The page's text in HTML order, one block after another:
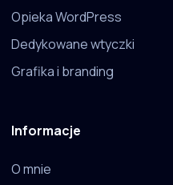
Opieka WordPress
Dedykowane wtyczki
Grafika i branding
Informacje
O mnie